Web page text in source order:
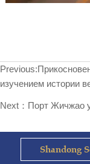
Previous:
изучением истории
Next： Порт Жичжао
Shandong